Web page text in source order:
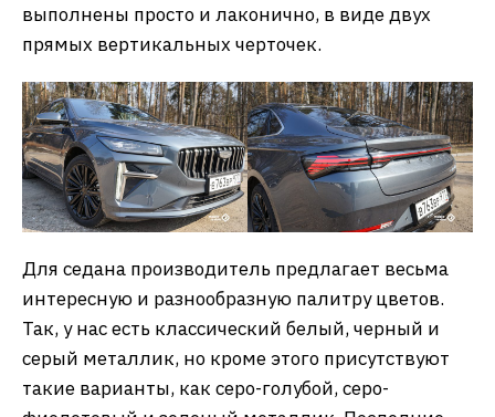
выполнены просто и лаконично, в виде двух
прямых вертикальных черточек.
Для седана производитель предлагает весьма
интересную и разнообразную палитру цветов.
Так, у нас есть классический белый, черный и
серый металлик, но кроме этого присутствуют
такие варианты, как серо-голубой, серо-